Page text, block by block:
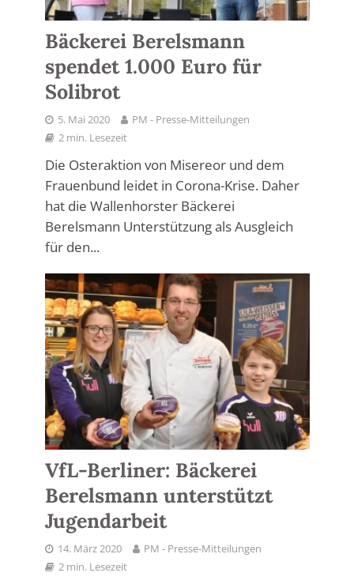
Bäckerei Berelsmann
spendet 1.000 Euro für
Solibrot
5. Mai 2020
PM - Presse-Mitteilungen
2 min. Lesezeit
Die Osteraktion von Misereor und dem
Frauenbund leidet in Corona-Krise. Daher
hat die Wallenhorster Bäckerei
Berelsmann Unterstützung als Ausgleich
für den...
VfL-Berliner: Bäckerei
Berelsmann unterstützt
Jugendarbeit
14. März 2020
PM - Presse-Mitteilungen
2 min. Lesezeit